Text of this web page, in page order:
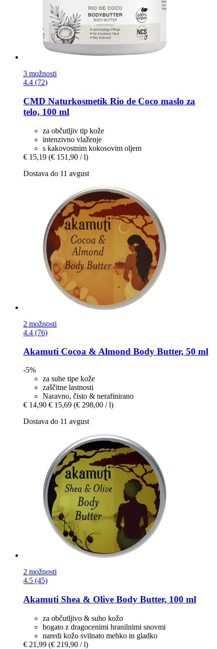
3 možnosti
4.4 (72)
CMD Naturkosmetik Rio de Coco maslo za
telo, 100 ml
za občutljiv tip kože
intenzivno vlaženje
s kakovostnim kokosovim oljem
€ 15,19 (€ 151,90 / l)
Dostava do 11 avgust
2 možnosti
4.4 (76)
Akamuti Cocoa & Almond Body Butter, 50 ml
-5%
za suhe tipe kože
zaščitne lastnosti
Naravno, čisto & nerafinirano
€ 14,90 € 15,69 (€ 298,00 / l)
Dostava do 11 avgust
2 možnosti
4.5 (45)
Akamuti Shea & Olive Body Butter, 100 ml
za občutljivo & suho kožo
bogato z dragocenimi hranilnimi snovmi
naredi kožo svilnato mehko in gladko
€ 21,99 (€ 219,90 / l)